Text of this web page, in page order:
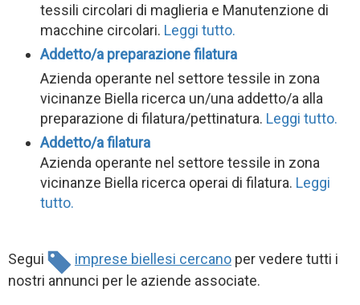
tessili circolari di maglieria e Manutenzione di
macchine circolari. Leggi tutto.
Addetto/a preparazione filatura
Azienda operante nel settore tessile in zona
vicinanze Biella ricerca un/una addetto/a alla
preparazione di filatura/pettinatura. Leggi tutto.
Addetto/a filatura
Azienda operante nel settore tessile in zona
vicinanze Biella ricerca operai di filatura. Leggi
tutto.
Segui imprese biellesi cercano per vedere tutti i
nostri annunci per le aziende associate.